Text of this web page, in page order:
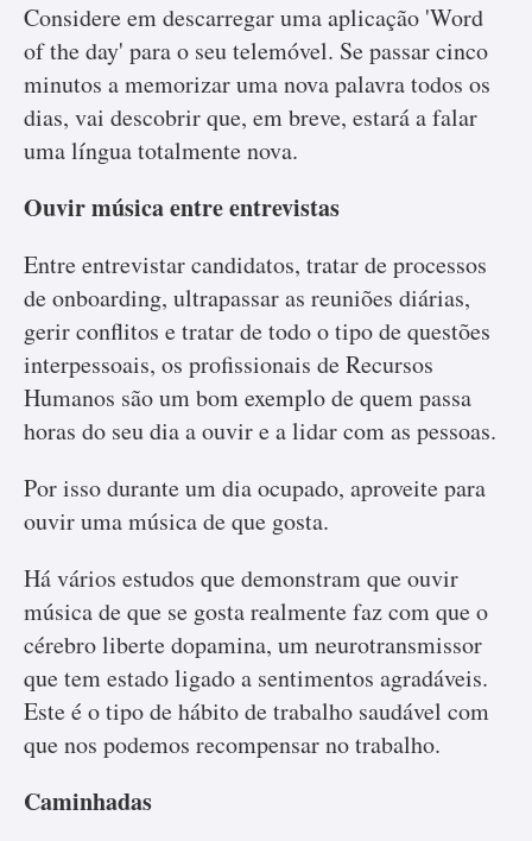
Considere em descarregar uma aplicação 'Word
of the day' para o seu telemóvel. Se passar cinco
minutos a memorizar uma nova palavra todos os
dias, vai descobrir que, em breve, estará a falar
uma língua totalmente nova.
Ouvir música entre entrevistas
Entre entrevistar candidatos, tratar de processos
de onboarding, ultrapassar as reuniões diárias,
gerir conflitos e tratar de todo o tipo de questões
interpessoais, os profissionais de Recursos
Humanos são um bom exemplo de quem passa
horas do seu dia a ouvir e a lidar com as pessoas.
Por isso durante um dia ocupado, aproveite para
ouvir uma música de que gosta.
Há vários estudos que demonstram que ouvir
música de que se gosta realmente faz com que o
cérebro liberte dopamina, um neurotransmissor
que tem estado ligado a sentimentos agradáveis.
Este é o tipo de hábito de trabalho saudável com
que nos podemos recompensar no trabalho.
Caminhadas